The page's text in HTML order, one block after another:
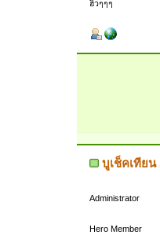
ฮิ๊วๆๆๆ
บูเช็คเทียน
Administrator
Hero Member